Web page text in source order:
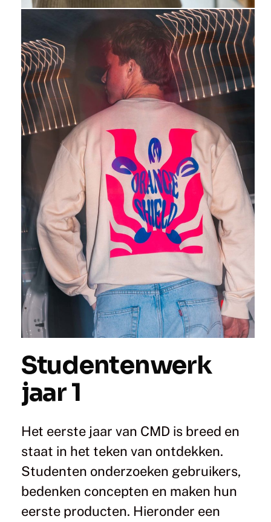
Studentenwerk
jaar 1
Het eerste jaar van CMD is breed en
staat in het teken van ontdekken.
Studenten onderzoeken gebruikers,
bedenken concepten en maken hun
eerste producten. Hieronder een